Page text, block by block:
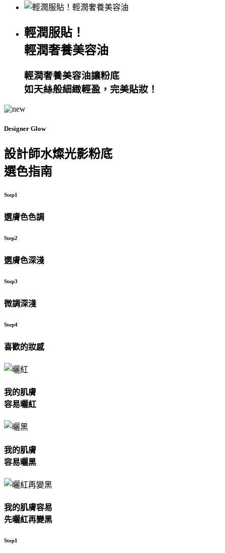
輕潤服貼！
輕潤奢養美容油
輕潤奢養美容油讓粉底
如天絲般細緻輕盈，完美貼妝！
Designer Glow
設計師水燦光影粉底
選色指南
Step1
選膚色色調
Step2
選膚色深淺
Step3
微調深淺
Step4
喜歡的妝感
我的肌膚
容易曬紅
我的肌膚
容易曬黑
我的肌膚容易
先曬紅再變黑
Step1